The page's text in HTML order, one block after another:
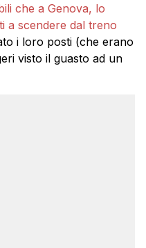
che a Genova, lo
a scendere dal treno
i loro posti (che erano
visto il guasto ad un